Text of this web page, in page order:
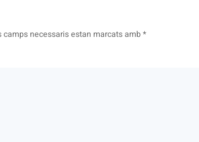
necessaris estan marcats amb*